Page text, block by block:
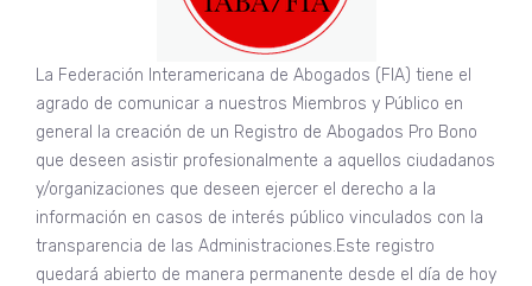
La Federación Interamericana de Abogados (FIA) tiene el
agrado de comunicar a nuestros Miembros y Público en
general la creación de un Registro de Abogados Pro Bono
que deseen asistir profesionalmente a aquellos ciudadanos
y/organizaciones que deseen ejercer el derecho a la
información en casos de interés público vinculados con la
transparencia de las Administraciones.Este registro
quedará abierto de manera permanente desde el día de hoy